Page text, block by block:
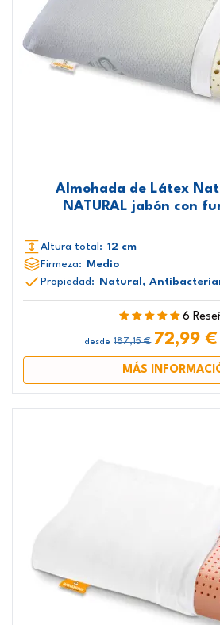
Almohada de Látex
NATURAL jabón con
Altura total: 12 cm
Firmeza: Medio
Propiedad: Natural,
6
desde 187,15 € 72,99
MÁS